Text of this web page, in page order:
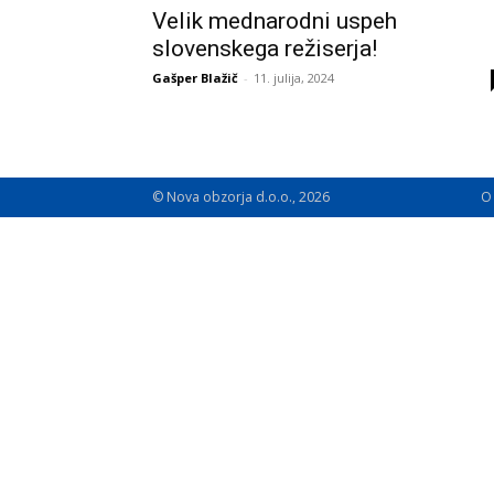
Velik mednarodni uspeh
slovenskega režiserja!
Gašper Blažič - 11. julija, 2024
© Nova obzorja d.o.o., 2026